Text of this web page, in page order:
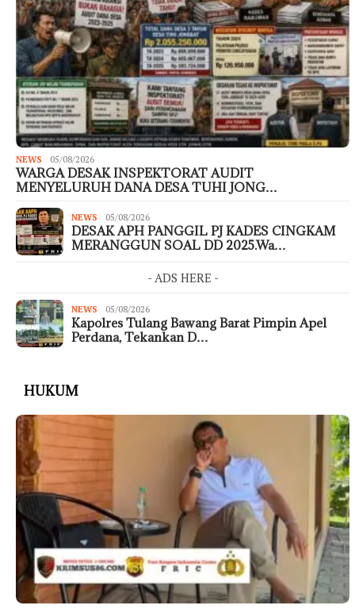
NEWS 05/08/2026
WARGA DESAK INSPEKTORAT AUDIT
MENYELURUH DANA DESA TUHI JONG…
NEWS 05/08/2026
DESAK APH PANGGIL PJ KADES CINGKAM
MERANGGUN SOAL DD 2025.Wa…
- ADS HERE -
NEWS 05/08/2026
Kapolres Tulang Bawang Barat Pimpin Apel
Perdana, Tekankan D…
HUKUM